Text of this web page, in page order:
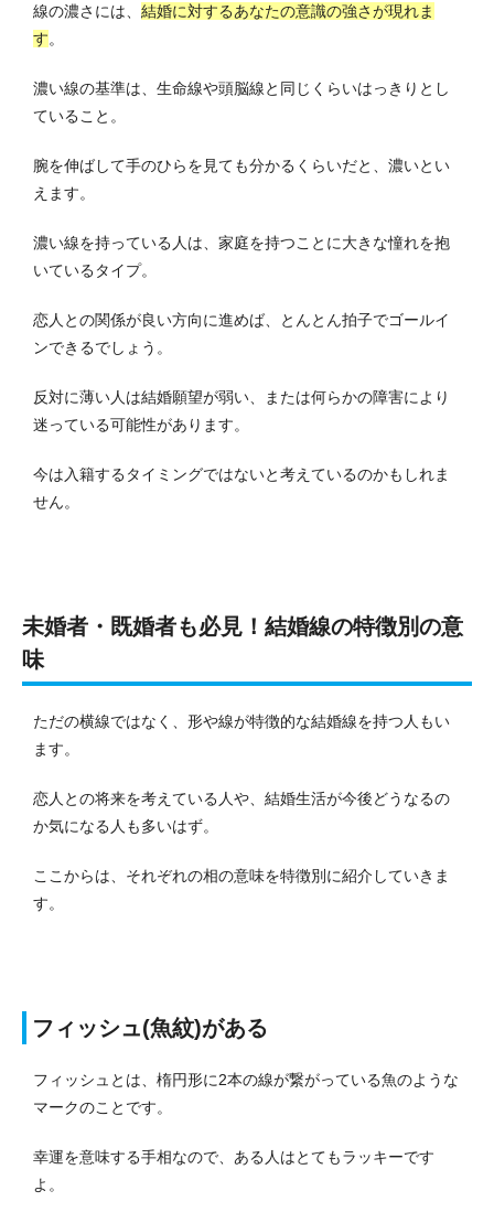
線の濃さには、 結婚に対するあなたの意識の強さが現れま
す。
濃い線の基準は、生命線や頭脳線と同じくらいはっきりとし
ていること。
腕を伸ばして手のひらを見ても分かるくらいだと、濃いとい
えます。
濃い線を持っている人は、家庭を持つことに大きな憧れを抱
いているタイプ。
恋人との関係が良い方向に進めば、とんとん拍子でゴールイ
ンできるでしょう。
反対に薄い人は結婚願望が弱い、または何らかの障害により
迷っている可能性があります。
今は入籍するタイミングではないと考えているのかもしれま
せん。
未婚者・既婚者も必見！結婚線の特徴別の意
味
ただの横線ではなく、形や線が特徴的な結婚線を持つ人もい
ます。
恋人との将来を考えている人や、結婚生活が今後どうなるの
か気になる人も多いはず。
ここからは、それぞれの相の意味を特徴別に紹介していきま
す。
フィッシュ(魚紋)がある
フィッシュとは、楕円形に2本の線が繋がっている魚のような
マークのことです。
幸運を意味する手相なので、ある人はとてもラッキーです
よ。